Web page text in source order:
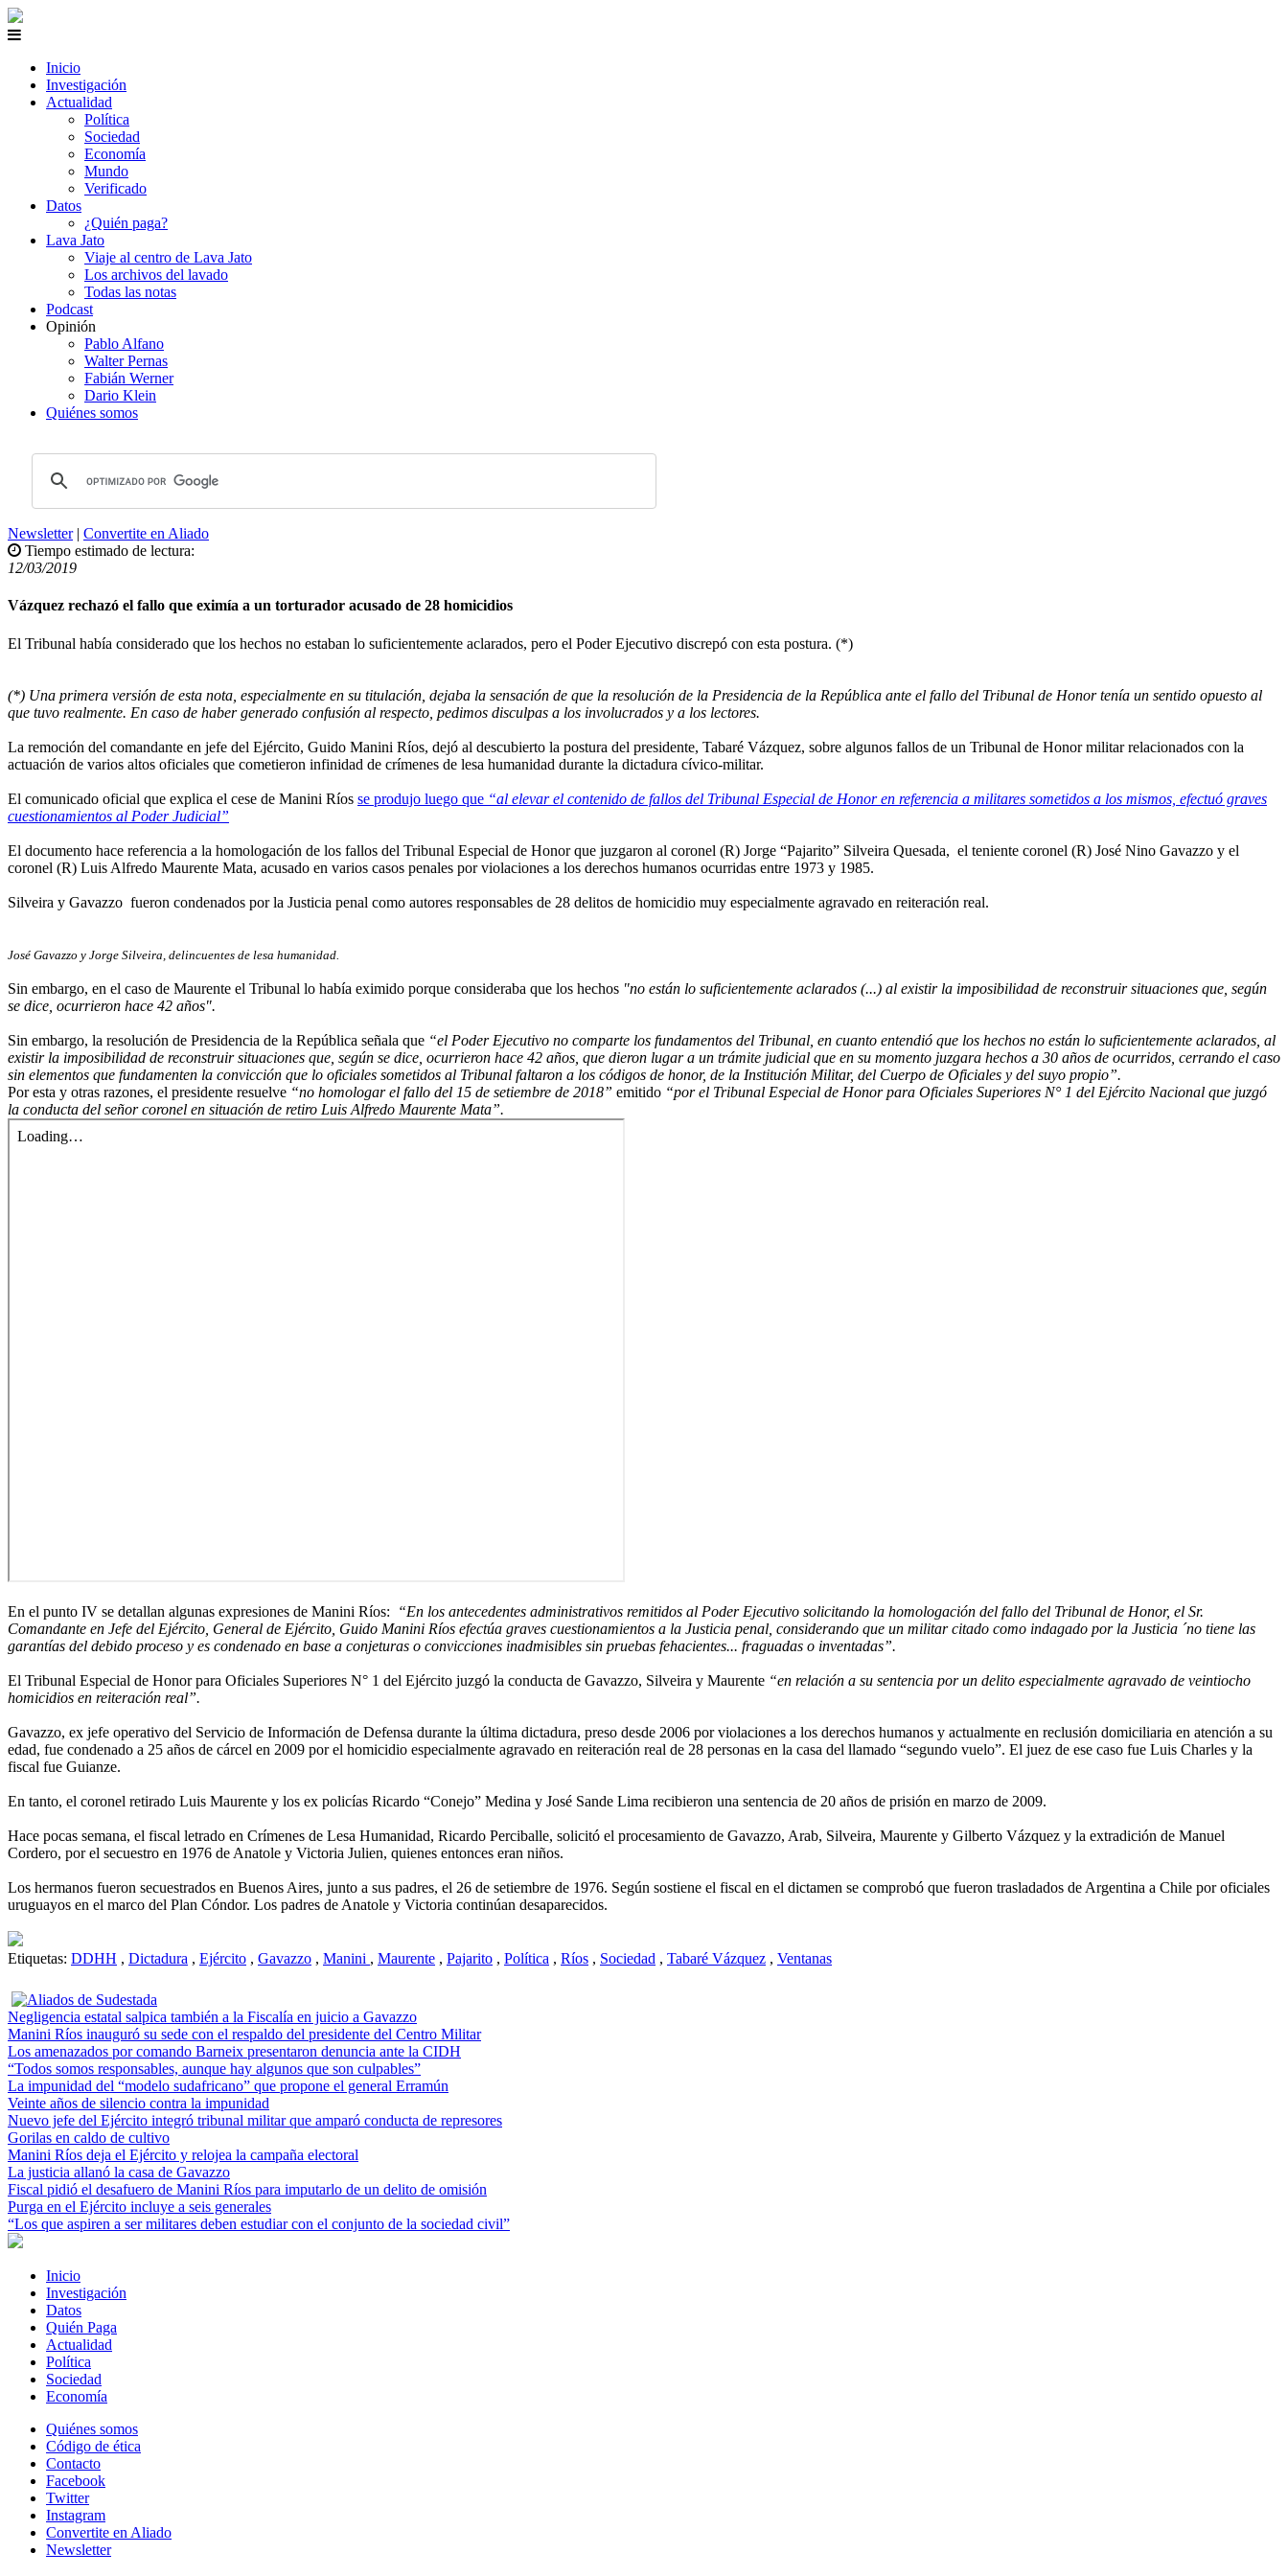
Inicio
Investigación
Actualidad
Política
Sociedad
Economía
Mundo
Verificado
Datos
¿Quién paga?
Lava Jato
Viaje al centro de Lava Jato
Los archivos del lavado
Todas las notas
Podcast
Opinión
Pablo Alfano
Walter Pernas
Fabián Werner
Dario Klein
Quiénes somos
Newsletter| Convertite en Aliado
Tiempo estimado de lectura:
12/03/2019
Vázquez rechazó el fallo que eximía a un torturador acusado de 28 homicidios
El Tribunal había considerado que los hechos no estaban lo suficientemente aclarados, pero el Poder Ejecutivo discrepó con esta postura. (*)
(*) Una primera versión de esta nota, especialmente en su titulación, dejaba la sensación de que la resolución de la Presidencia de la República ante el fallo del Tribunal de Honor tenía un sentido opuesto al
que tuvo realmente. En caso de haber generado confusión al respecto, pedimos disculpas a los involucrados y a los lectores.
La remoción del comandante en jefe del Ejército, Guido Manini Ríos, dejó al descubierto la postura del presidente, Tabaré Vázquez, sobre algunos fallos de un Tribunal de Honor militar relacionados con la
actuación de varios altos oficiales que cometieron infinidad de crímenes de lesa humanidad durante la dictadura cívico-militar.
El comunicado oficial que explica el cese de Manini Ríos se produjo luego que “al elevar el contenido de fallos del Tribunal Especial de Honor en referencia a militares sometidos a los mismos, efectuó graves
cuestionamientos al Poder Judicial”
El documento hace referencia a la homologación de los fallos del Tribunal Especial de Honor que juzgaron al coronel (R) Jorge “Pajarito” Silveira Quesada, el teniente coronel (R) José Nino Gavazzo y el
coronel (R) Luis Alfredo Maurente Mata, acusado en varios casos penales por violaciones a los derechos humanos ocurridas entre 1973 y 1985.
Silveira y Gavazzo fueron condenados por la Justicia penal como autores responsables de 28 delitos de homicidio muy especialmente agravado en reiteración real.
José Gavazzo y Jorge Silveira, delincuentes de lesa humanidad.
Sin embargo, en el caso de Maurente el Tribunal lo había eximido porque consideraba que los hechos "no están lo suficientemente aclarados (...) al existir la imposibilidad de reconstruir situaciones que, según
se dice, ocurrieron hace 42 años".
Sin embargo, la resolución de Presidencia de la República señala que “el Poder Ejecutivo no comparte los fundamentos del Tribunal, en cuanto entendió que los hechos no están lo suficientemente aclarados, al
existir la imposibilidad de reconstruir situaciones que, según se dice, ocurrieron hace 42 años, que dieron lugar a un trámite judicial que en su momento juzgara hechos a 30 años de ocurridos, cerrando el caso
sin elementos que fundamenten la convicción que lo oficiales sometidos al Tribunal faltaron a los códigos de honor, de la Institución Militar, del Cuerpo de Oficiales y del suyo propio”.
Por esta y otras razones, el presidente resuelve “no homologar el fallo del 15 de setiembre de 2018” emitido “por el Tribunal Especial de Honor para Oficiales Superiores N° 1 del Ejército Nacional que juzgó
la conducta del señor coronel en situación de retiro Luis Alfredo Maurente Mata”.
En el punto IV se detallan algunas expresiones de Manini Ríos:
“En los antecedentes administrativos remitidos al Poder Ejecutivo solicitando la homologación del fallo del Tribunal de Honor, el Sr.
Comandante en Jefe del Ejército, General de Ejército, Guido Manini Ríos efectúa graves cuestionamientos a la Justicia penal, considerando que un militar citado como indagado por la Justicia ´no tiene las
garantías del debido proceso y es condenado en base a conjeturas o convicciones inadmisibles sin pruebas fehacientes... fraguadas o inventadas”.
El Tribunal Especial de Honor para Oficiales Superiores N° 1 del Ejército juzgó la conducta de Gavazzo, Silveira y Maurente “en relación a su sentencia por un delito especialmente agravado de veintiocho
homicidios en reiteración real”.
Gavazzo, ex jefe operativo del Servicio de Información de Defensa durante la última dictadura, preso desde 2006 por violaciones a los derechos humanos y actualmente en reclusión domiciliaria en atención a su
edad, fue condenado a 25 años de cárcel en 2009 por el homicidio especialmente agravado en reiteración real de 28 personas en la casa del llamado “segundo vuelo”. El juez de ese caso fue Luis Charles y la
fiscal fue Guianze.
En tanto, el coronel retirado Luis Maurente y los ex policías Ricardo “Conejo” Medina y José Sande Lima recibieron una sentencia de 20 años de prisión en marzo de 2009.
Hace pocas semana, el fiscal letrado en Crímenes de Lesa Humanidad, Ricardo Perciballe, solicitó el procesamiento de Gavazzo, Arab, Silveira, Maurente y Gilberto Vázquez y la extradición de Manuel
Cordero, por el secuestro en 1976 de Anatole y Victoria Julien, quienes entonces eran niños.
Los hermanos fueron secuestrados en Buenos Aires, junto a sus padres, el 26 de setiembre de 1976. Según sostiene el fiscal en el dictamen se comprobó que fueron trasladados de Argentina a Chile por oficiales
uruguayos en el marco del Plan Cóndor. Los padres de Anatole y Victoria continúan desaparecidos.
Etiquetas: DDHH , Dictadura , Ejército , Gavazzo , Manini , Maurente , Pajarito , Política , Ríos , Sociedad , Tabaré Vázquez , Ventanas
Negligencia estatal salpica también a la Fiscalía en juicio a Gavazzo
Manini Ríos inauguró su sede con el respaldo del presidente del Centro Militar
Los amenazados por comando Barneix presentaron denuncia ante la CIDH
“Todos somos responsables, aunque hay algunos que son culpables”
La impunidad del “modelo sudafricano” que propone el general Erramún
Veinte años de silencio contra la impunidad
Nuevo jefe del Ejército integró tribunal militar que amparó conducta de represores
Gorilas en caldo de cultivo
Manini Ríos deja el Ejército y relojea la campaña electoral
La justicia allanó la casa de Gavazzo
Fiscal pidió el desafuero de Manini Ríos para imputarlo de un delito de omisión
Purga en el Ejército incluye a seis generales
“Los que aspiren a ser militares deben estudiar con el conjunto de la sociedad civil”
Inicio
Investigación
Datos
Quién Paga
Actualidad
Política
Sociedad
Economía
Quiénes somos
Código de ética
Contacto
Facebook
Twitter
Instagram
Convertite en Aliado
Newsletter